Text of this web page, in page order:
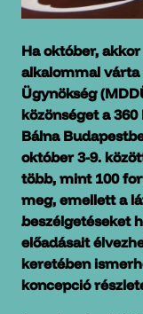
Ha október,
alkalommal várta
Ügynökség
közönséget a
Bálna
október 3-9.
több, mint 100
meg, emellett a
beszélgetéseket
előadásait
keretében
koncepció